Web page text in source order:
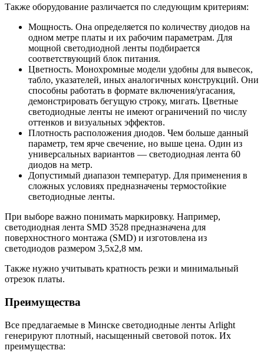
Также оборудование различается по следующим критериям:
Мощность. Она определяется по количеству диодов на
одном метре платы и их рабочим параметрам. Для
мощной светодиодной ленты подбирается
соответствующий блок питания.
Цветность. Монохромные модели удобны для вывесок,
табло, указателей, иных аналогичных конструкций. Они
способны работать в формате включения/угасания,
демонстрировать бегущую строку, мигать. Цветные
светодиодные ленты не имеют ограничений по числу
оттенков и визуальных эффектов.
Плотность расположения диодов. Чем больше данный
параметр, тем ярче свечение, но выше цена. Один из
универсальных вариантов — светодиодная лента 60
диодов на метр.
Допустимый диапазон температур. Для применения в
сложных условиях предназначены термостойкие
светодиодные ленты.
При выборе важно понимать маркировку. Например,
светодиодная лента SMD 3528 предназначена для
поверхностного монтажа (SMD) и изготовлена из
светодиодов размером 3,5х2,8 мм.
Также нужно учитывать кратность резки и минимальный
отрезок платы.
Преимущества
Все предлагаемые в Минске светодиодные ленты Arlight
генерируют плотный, насыщенный световой поток. Их
преимущества: